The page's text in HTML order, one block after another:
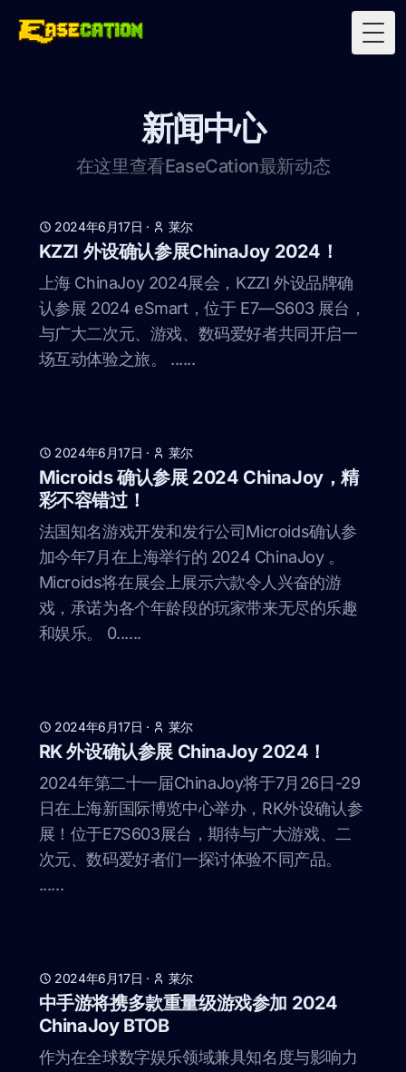
新闻中心
在这里查看EaseCation最新动态
2024年6月17日 · 莱尔
KZZI 外设确认参展ChinaJoy 2024！
上海 ChinaJoy 2024展会，KZZI 外设品牌确
认参展 2024 eSmart，位于 E7—S603 展台，
与广大二次元、游戏、数码爱好者共同开启一
场互动体验之旅。 ......
2024年6月17日 · 莱尔
Microids 确认参展 2024 ChinaJoy，精
彩不容错过！
法国知名游戏开发和发行公司Microids确认参
加今年7月在上海举行的 2024 ChinaJoy 。
Microids将在展会上展示六款令人兴奋的游
戏，承诺为各个年龄段的玩家带来无尽的乐趣
和娱乐。 0......
2024年6月17日 · 莱尔
RK 外设确认参展 ChinaJoy 2024！
2024年第二十一届ChinaJoy将于7月26日-29
日在上海新国际博览中心举办，RK外设确认参
展！位于E7S603展台，期待与广大游戏、二
次元、数码爱好者们一探讨体验不同产品。
......
2024年6月17日 · 莱尔
中手游将携多款重量级游戏参加 2024
ChinaJoy BTOB
作为在全球数字娱乐领域兼具知名度与影响力